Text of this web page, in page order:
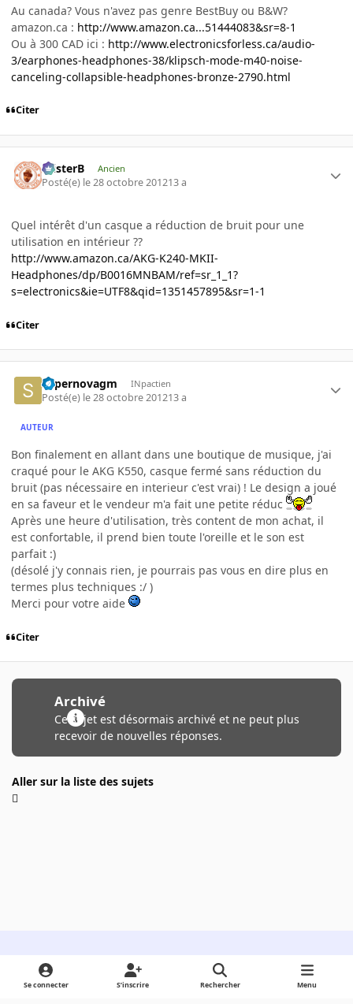
Au canada? Vous n'avez pas genre BestBuy ou B&W?
amazon.ca : http://www.amazon.ca...51444083&sr=8-1
Ou à 300 CAD ici : http://www.electronicsforless.ca/audio-
3/earphones-headphones-38/klipsch-mode-m40-noise-
canceling-collapsible-headphones-bronze-2790.html
Citer
misterB Ancien
Posté(e) le 28 octobre 201213 a
Quel intérêt d'un casque a réduction de bruit pour une
utilisation en intérieur ??
http://www.amazon.ca/AKG-K240-MKII-
Headphones/dp/B0016MNBAM/ref=sr_1_1?
s=electronics&ie=UTF8&qid=1351457895&sr=1-1
Citer
supernovagm INpactien
Posté(e) le 28 octobre 201213 a
AUTEUR
Bon finalement en allant dans une boutique de musique, j'ai
craqué pour le AKG K550, casque fermé sans réduction du
bruit (pas nécessaire en interieur c'est vrai) ! Le design a joué
en sa faveur et le vendeur m'a fait une petite réduc
Après une heure d'utilisation, très content de mon achat, il
est confortable, il prend bien toute l'oreille et le son est
parfait :)
(désolé j'y connais rien, je pourrais pas vous en dire plus en
termes plus techniques :/ )
Merci pour votre aide
Citer
Archivé
Ce sujet est désormais archivé et ne peut plus
recevoir de nouvelles réponses.
Aller sur la liste des sujets
Light ModeDark ModeSystem Preference
Se connecter S’inscrire Rechercher Menu